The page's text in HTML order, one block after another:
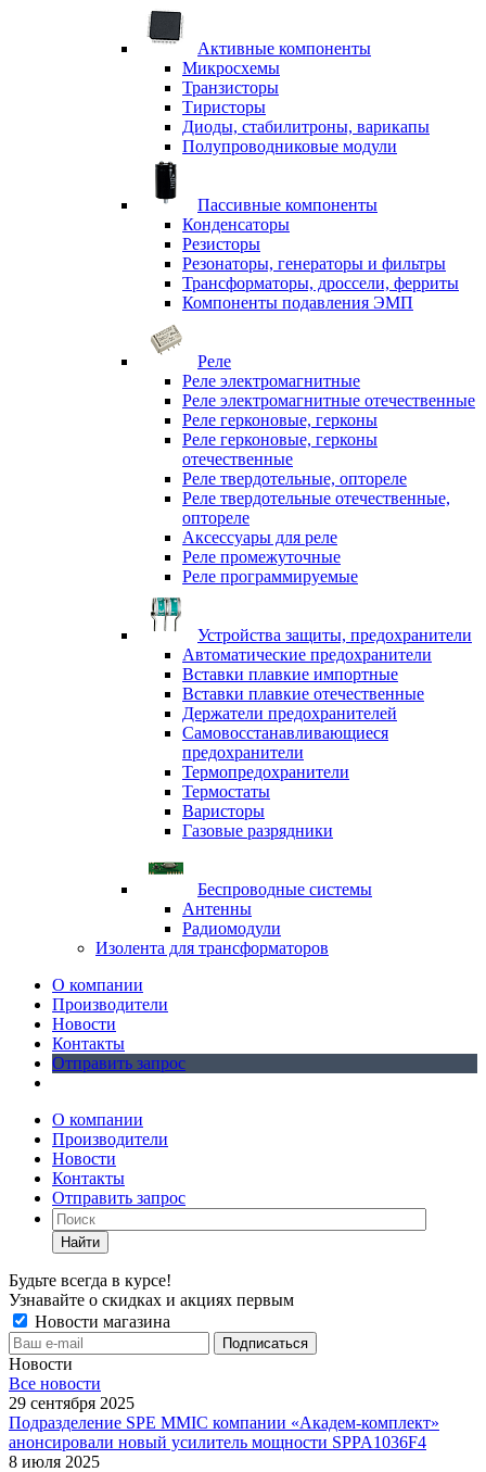
Активные компоненты
Микросхемы
Транзисторы
Тиристоры
Диоды, стабилитроны, варикапы
Полупроводниковые модули
Пассивные компоненты
Конденсаторы
Резисторы
Резонаторы, генераторы и фильтры
Трансформаторы, дроссели, ферриты
Компоненты подавления ЭМП
Реле
Реле электромагнитные
Реле электромагнитные отечественные
Реле герконовые, герконы
Реле герконовые, герконы
отечественные
Реле твердотельные, оптореле
Реле твердотельные отечественные,
оптореле
Аксессуары для реле
Реле промежуточные
Реле программируемые
Устройства защиты, предохранители
Автоматические предохранители
Вставки плавкие импортные
Вставки плавкие отечественные
Держатели предохранителей
Самовосстанавливающиеся
предохранители
Термопредохранители
Термостаты
Варисторы
Газовые разрядники
Беспроводные системы
Антенны
Радиомодули
Изолента для трансформаторов
О компании
Производители
Новости
Контакты
Отправить запрос
О компании
Производители
Новости
Контакты
Отправить запрос
Найти
Будьте всегда в курсе!
Узнавайте о скидках и акциях первым
Новости магазина
Новости
Все новости
29 сентября 2025
Подразделение SPE MMIC компании «Академ-комплект»
анонсировали новый усилитель мощности SPPA1036F4
8 июля 2025